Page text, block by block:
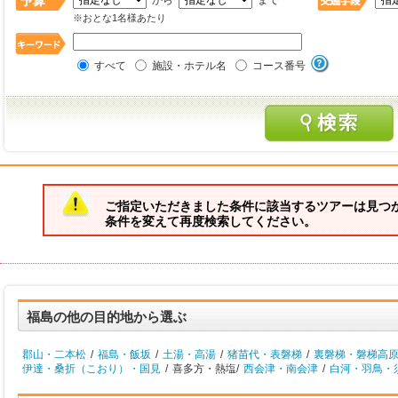
※おとな1名様あたり
すべて 施設・ホテル名 コース番号
ご指定いただきました条件に該当するツアーは見つ
条件を変えて再度検索してください。
福島の他の目的地から選ぶ
郡山・二本松 / 福島・飯坂 / 土湯・高湯 / 猪苗代・表磐梯 / 裏磐梯・磐梯高原
伊達・桑折（こおり）・国見 / 喜多方・熱塩/ 西会津・南会津 / 白河・羽鳥・